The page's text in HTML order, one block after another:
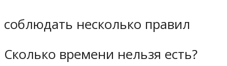
соблюдать несколько правил
Сколько времени нельзя есть?